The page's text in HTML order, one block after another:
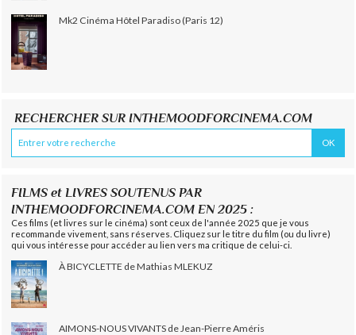
Mk2 Cinéma Hôtel Paradiso (Paris 12)
RECHERCHER SUR INTHEMOODFORCINEMA.COM
FILMS et LIVRES SOUTENUS PAR
INTHEMOODFORCINEMA.COM EN 2025 :
Ces films (et livres sur le cinéma) sont ceux de l'année 2025 que je vous
recommande vivement, sans réserves. Cliquez sur le titre du film (ou du livre)
qui vous intéresse pour accéder au lien vers ma critique de celui-ci.
À BICYCLETTE de Mathias MLEKUZ
AIMONS-NOUS VIVANTS de Jean-Pierre Améris